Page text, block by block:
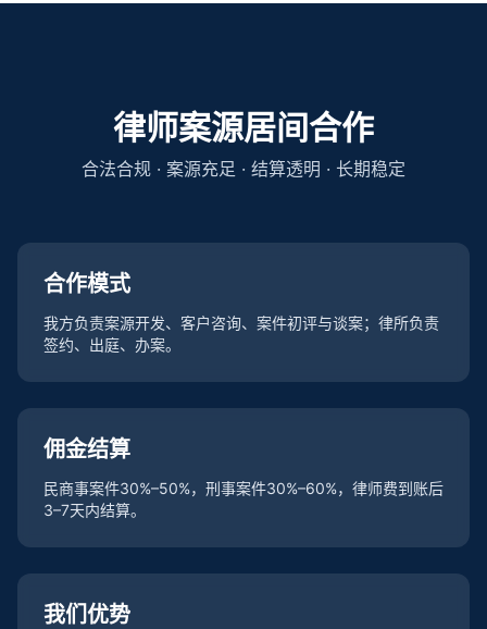
律师案源居间合作
合法合规 · 案源充足 · 结算透明 · 长期稳定
合作模式
我方负责案源开发、客户咨询、案件初评与谈案；律所负责
签约、出庭、办案。
佣金结算
民商事案件30%–50%，刑事案件30%–60%，律师费到账后
3–7天内结算。
我们优势